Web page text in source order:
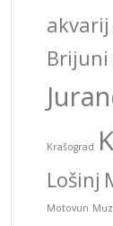
akvarij
Brijuni
Krašograd
Lošinj
Motovun